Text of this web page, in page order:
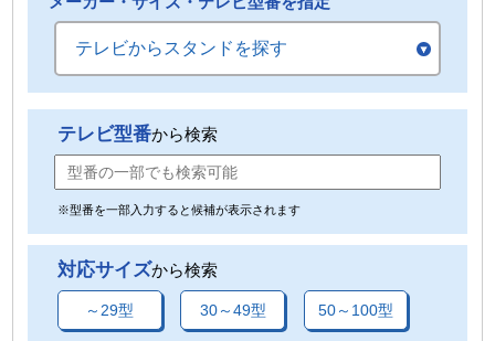
テレビからスタンドを探す
テレビ型番から検索
※型番を一部入力すると候補が表示されます
対応サイズから検索
～29型 30～49型 50～100型